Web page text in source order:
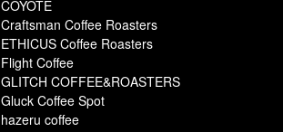
COYOTE
Craftsman Coffee Roasters
ETHICUS Coffee Roasters
Flight Coffee
GLITCH COFFEE&ROASTERS
Gluck Coffee Spot
hazeru coffee